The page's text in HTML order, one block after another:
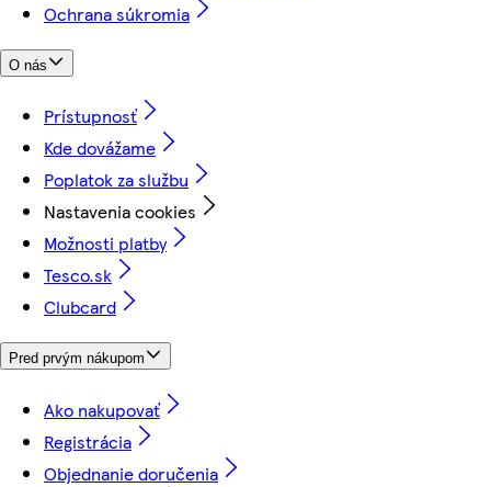
Ochrana súkromia
O nás
Prístupnosť
Kde dovážame
Poplatok za službu
Nastavenia cookies
Možnosti platby
Tesco.sk
Clubcard
Pred prvým nákupom
Ako nakupovať
Registrácia
Objednanie doručenia